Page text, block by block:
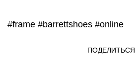
#frame #barrettshoes #online
ПОДЕЛИТЬСЯ